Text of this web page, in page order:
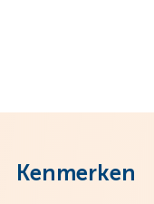
natuurlijke lichtinval
Kenmerken